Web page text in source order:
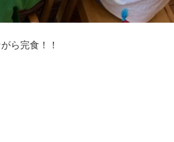
ら完食！！